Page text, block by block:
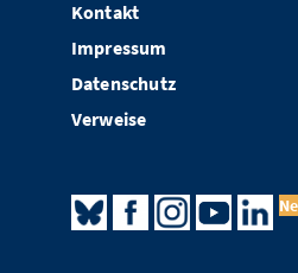
Kontakt
Impressum
Datenschutz
Verweise